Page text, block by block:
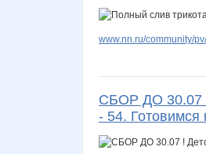
www.nn.ru/community/
СБОР ДО 30.07 !
- 54. Готовимся